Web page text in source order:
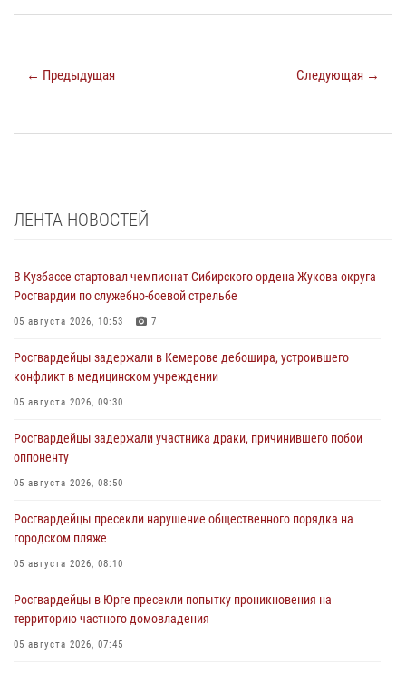
← Предыдущая Следующая →
ЛЕНТА НОВОСТЕЙ
В Кузбассе стартовал чемпионат Сибирского ордена Жукова округа
Росгвардии по служебно-боевой стрельбе
05 августа 2026, 10:53 7
Росгвардейцы задержали в Кемерове дебошира, устроившего
конфликт в медицинском учреждении
05 августа 2026, 09:30
Росгвардейцы задержали участника драки, причинившего побои
оппоненту
05 августа 2026, 08:50
Росгвардейцы пресекли нарушение общественного порядка на
городском пляже
05 августа 2026, 08:10
Росгвардейцы в Юрге пресекли попытку проникновения на
территорию частного домовладения
05 августа 2026, 07:45